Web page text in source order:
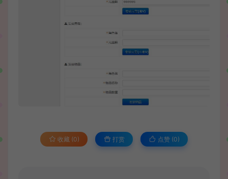
收藏 (0) 打赏 点赞 (0)